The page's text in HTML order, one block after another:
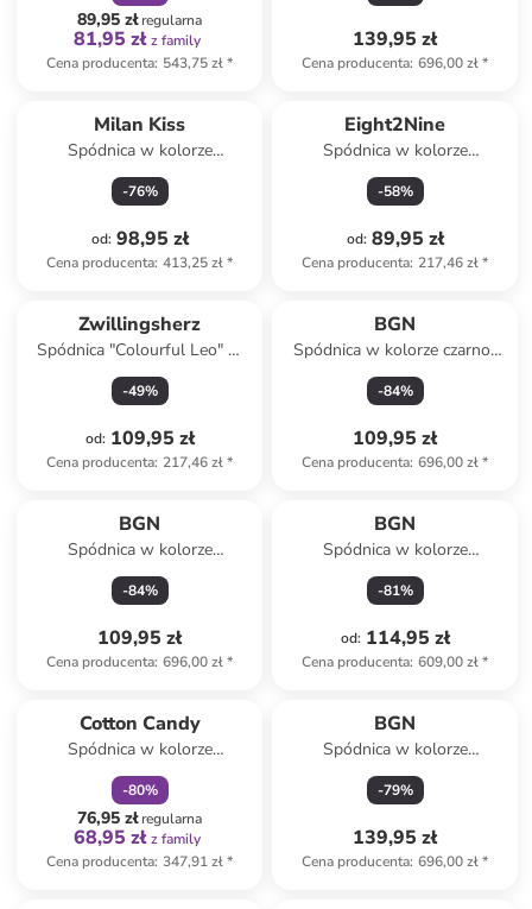
89,95 złregularna
81,95 zł z family
Cena producenta: 543,75 zł*
139,95 zł
Cena producenta: 696,00 zł*
Milan Kiss
Spódnica w kolorze
kremowym
-76%
od: 98,95 zł
Cena producenta: 413,25 zł*
Eight2Nine
Spódnica w kolorze
kremowym
-58%
od: 89,95 zł
Cena producenta: 217,46 zł*
Zwillingsherz
Spódnica "Colourful Leo" w
kolorze jasnozielono-różowym
-49%
od: 109,95 zł
Cena producenta: 217,46 zł*
BGN
Spódnica w kolorze czarno-
szarym
-84%
109,95 zł
Cena producenta: 696,00 zł*
BGN
Spódnica w kolorze
granatowym
-84%
109,95 zł
Cena producenta: 696,00 zł*
BGN
Spódnica w kolorze
jasnozielonym
-81%
od: 114,95 zł
Cena producenta: 609,00 zł*
Cotton Candy
Spódnica w kolorze
jasnobrązowo-czarnym
-80%
76,95 złregularna
68,95 zł z family
Cena producenta: 347,91 zł*
BGN
Spódnica w kolorze
granatowym
-79%
139,95 zł
Cena producenta: 696,00 zł*